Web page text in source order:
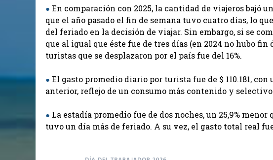
● En comparación con 2025, la cantidad de viajeros bajó
que el año pasado el fin de semana tuvo cuatro días, lo
del feriado en la decisión de viajar. Sin embargo, si se
que al igual que éste fue de tres días (en 2024 no hubo
turistas que se desplazaron por el país fue del 16%.
● El gasto promedio diario por turista fue de $ 110.181,
anterior, reflejo de un consumo más contenido y
● La estadía promedio fue de dos noches, un 25,9% menor
tuvo un día más de feriado. A su vez, el gasto total real